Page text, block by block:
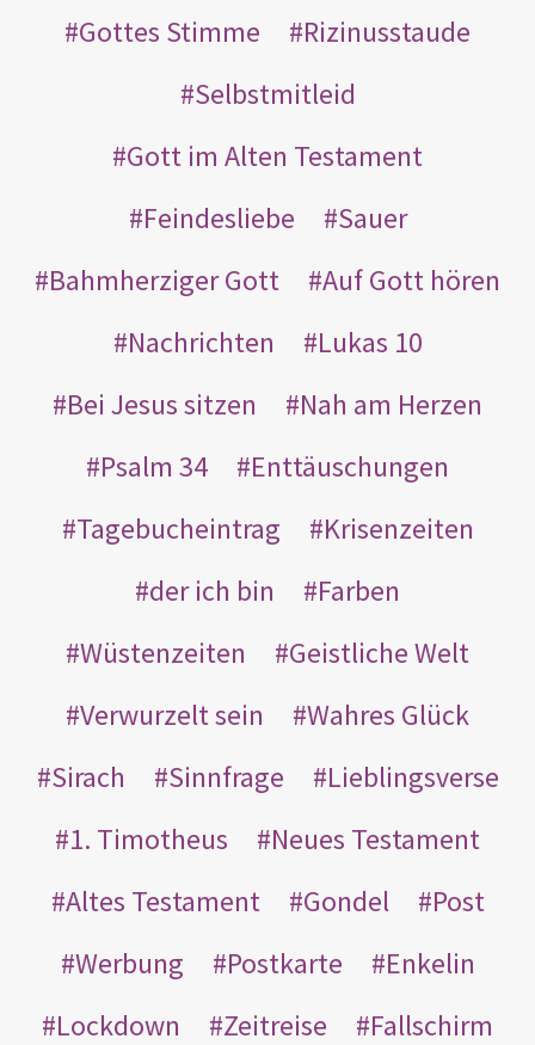
Gottes Stimme
Rizinusstaude
Selbstmitleid
Gott im Alten Testament
Feindesliebe
Sauer
Bahmherziger Gott
Auf Gott hören
Nachrichten
Lukas 10
Bei Jesus sitzen
Nah am Herzen
Psalm 34
Enttäuschungen
Tagebucheintrag
Krisenzeiten
der ich bin
Farben
Wüstenzeiten
Geistliche Welt
Verwurzelt sein
Wahres Glück
Sirach
Sinnfrage
Lieblingsverse
1. Timotheus
Neues Testament
Altes Testament
Gondel
Post
Werbung
Postkarte
Enkelin
Lockdown
Zeitreise
Fallschirm